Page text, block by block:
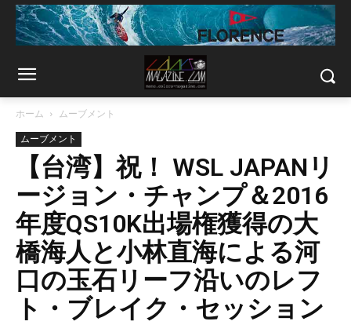
ホーム
ムーブメント
ムーブメント
【台湾】祝！ WSL JAPANリ
ージョン・チャンプ＆2016
年度QS10K出場権獲得の大
橋海人と小林直海による河
口の玉石リーフ沿いのレフ
ト・ブレイク・セッション